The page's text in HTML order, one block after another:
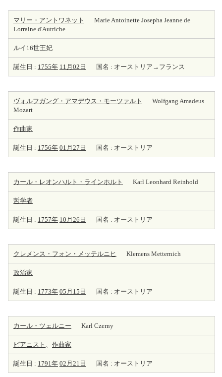
マリー・アントワネット
Marie Antoinette Josepha Jeanne de
Lorraine d'Autriche
ルイ16世王妃
誕生日 : 1755年 11月02日 国名 : オーストリア→フランス
ヴォルフガング・アマデウス・モーツァルト
Wolfgang Amadeus
Mozart
作曲家
誕生日 : 1756年 01月27日 国名 : オーストリア
カール・レオンハルト・ラインホルト Karl Leonhard Reinhold
哲学者
誕生日 : 1757年 10月26日 国名 : オーストリア
クレメンス・フォン・メッテルニヒ Klemens Metternich
政治家
誕生日 : 1773年 05月15日 国名 : オーストリア
カール・ツェルニー Karl Czerny
ピアニスト 、 作曲家
誕生日 : 1791年 02月21日 国名 : オーストリア